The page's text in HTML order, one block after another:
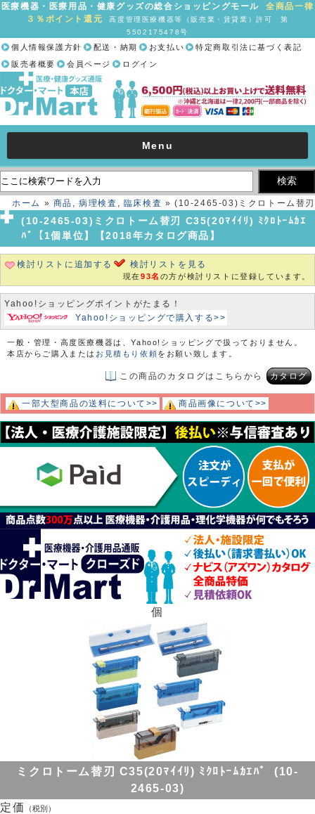
医療機器・医療用品・健康グッズの総合ショッピングモール全商品一律
３％ポイント還元
高度管理医療機器等（販売業・賃貸業）許可 第
5502175478号
個人情報保護方針 配送・納期 お支払い
特定商取引法に基づく表記
販売者概要
会員ページ ログイン
Menu
ホーム » 商品 ,病理検査 , 臨床検査 » (10-2465-03)ミクロトーム替刃
C35(20ﾏｲｲﾘ) ﾐｸﾛﾄｰﾑｶｴﾊﾞ【1個単位】【2018年カタログ商品】
(10-2465-03)ミクロトーム替刃 C35(20ﾏｲｲﾘ) ﾐｸﾛﾄｰﾑｶｴ
ﾊﾞ【1個単位】【2018年カタログ商品】
検討リストに追加する 検討リストを見る
現在93名 の方が検討リストに登録しています。
Yahoo!ショッピングポイントがたまる！
Yahoo!ショッピングで購入する>>
一般・管理・高度医療機器は、Yahoo!ショッピングで扱っておりません。
本店からご購入または お見積もり依頼をお願い致します。
この商品のカタログはこちらから カタログ
一部大型商品の送料について>> 商品画像について>>
個
ミクロトーム替刃 C35(20ﾏｲｲﾘ) ﾐｸﾛﾄｰﾑｶｴﾊﾞ (10-
2465-03)
定価
（税別）